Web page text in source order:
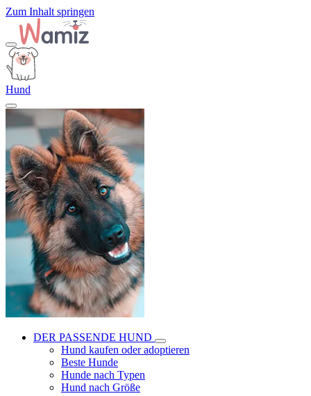
Zum Inhalt springen
Hund
DER PASSENDE HUND
Hund kaufen oder adoptieren
Beste Hunde
Hunde nach Typen
Hund nach Größe